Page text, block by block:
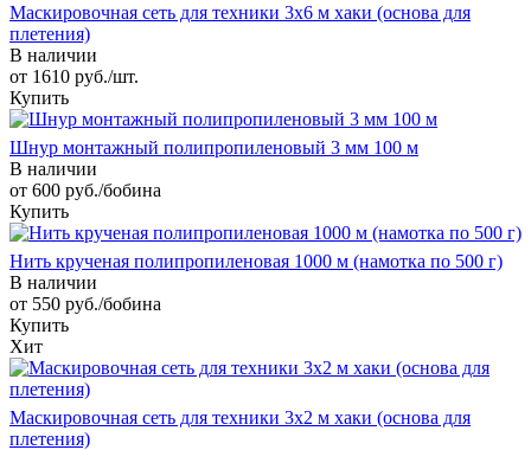
Маскировочная сеть для техники 3х6 м хаки (основа для
плетения)
В наличии
от 1610 руб./шт.
Купить
Шнур монтажный полипропиленовый 3 мм 100 м
В наличии
от 600 руб./бобина
Купить
Нить крученая полипропиленовая 1000 м (намотка по 500 г)
В наличии
от 550 руб./бобина
Купить
Хит
Маскировочная сеть для техники 3х2 м хаки (основа для
плетения)